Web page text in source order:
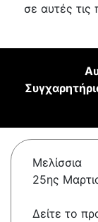
σε αυτές τις
Μελίσσια
25ης
Δείτε το